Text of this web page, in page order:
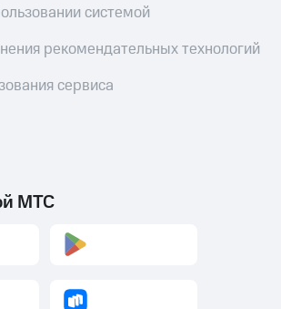
системой
рекомендательных технологий
сервиса
МТС